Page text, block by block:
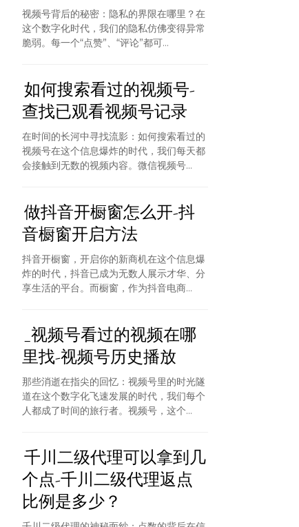
视频号背后的秘密：隐私的界限在哪里？在
这个数字化时代，我们的隐私仿佛变得异常
脆弱。每一个“点赞”、“评论”都可...
如何搜索看过的视频号-
查找已观看视频号记录
在时间的长河中寻找流影：如何搜索看过的
视频号在这个信息爆炸的时代，我们每天都
会接触到无数的视频内容。微信视频号...
做抖音开橱窗怎么开-抖
音橱窗开启方法
抖音开橱窗，开启你的新商机在这个信息爆
炸的时代，抖音已成为无数人展示才华、分
享生活的平台。而橱窗，作为抖音电商...
_视频号看过的视频在哪
里找-视频号历史播放
那些消逝在指尖的回忆：视频号里的时光隧
道在这个数字化飞速发展的时代，我们每个
人都成了时间的旅行者。视频号，这个...
千川二级代理可以拿到几
个点-千川二级代理返点
比例是多少？